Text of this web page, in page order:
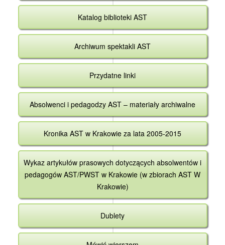
Katalog biblioteki AST
Archiwum spektakli AST
Przydatne linki
Absolwenci i pedagodzy AST – materiały archiwalne
Kronika AST w Krakowie za lata 2005-2015
Wykaz artykułów prasowych dotyczących absolwentów i
pedagogów AST/PWST w Krakowie (w zbiorach AST W
Krakowie)
Dublety